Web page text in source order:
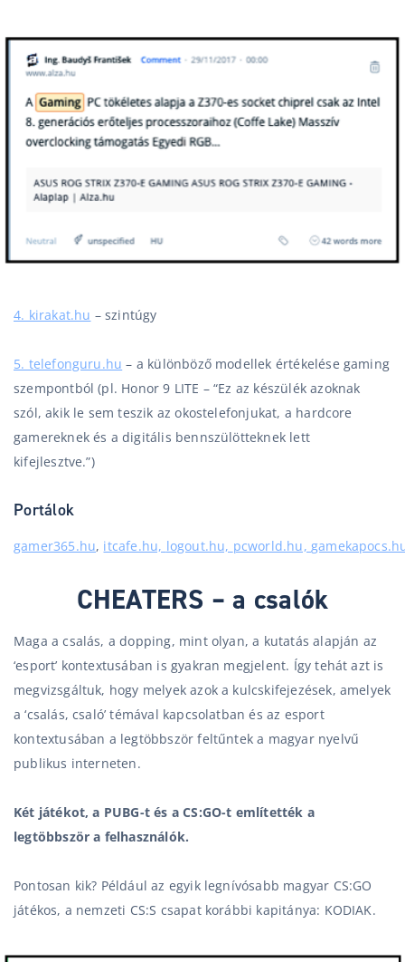
4. kirakat.hu – szintúgy
5. telefonguru.hu – a különböző modellek értékelése gaming
szempontból (pl. Honor 9 LITE –“Ez az készülék azoknak
szól, akik le sem teszik az okostelefonjukat, a hardcore
gamereknek és a digitális bennszülötteknek lett
kifejlesztve.”)
Portálok
gamer365.hu, itcafe.hu, logout.hu, pcworld.hu,
CHEATERS – a csalók
Maga a csalás, a dopping, mint olyan, a kutatás alapján az
‘esport’ kontextusában is gyakran megjelent. Így tehát azt is
megvizsgáltuk, hogy melyek azok a kulcskifejezések, amelyek
a ‘csalás, csaló’ témával kapcsolatban és az esport
kontextusában a legtöbbször feltűntek a magyar nyelvű
publikus interneten.
Két játékot, a PUBG-t és a CS:GO-t említették a
legtöbbször a felhasználók.
Pontosan kik? Például az egyik legnívósabb magyar CS:GO
játékos, a nemzeti CS:S csapat korábbi kapitánya: KODIAK.